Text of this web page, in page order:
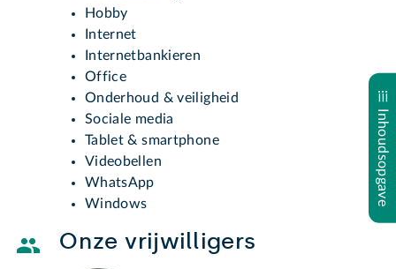
Inhoudsopgave
Hobby
Internet
Internetbankieren
Office
Onderhoud & veiligheid
Sociale media
Tablet & smartphone
Videobellen
WhatsApp
Windows
Onze vrijwilligers